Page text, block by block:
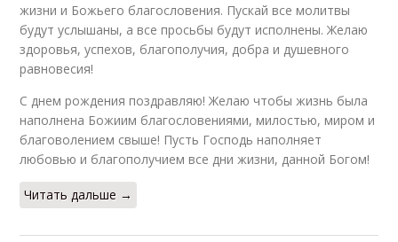
жизни и Божьего благословения. Пускай все молитвы
будут услышаны, а все просьбы будут исполнены. Желаю
здоровья, успехов, благополучия, добра и душевного
равновесия!
С днем рождения поздравляю! Желаю чтобы жизнь была
наполнена Божиим благословениями, милостью, миром и
благоволением свыше! Пусть Господь наполняет
любовью и благополучием все дни жизни, данной Богом!
Читать дальше →